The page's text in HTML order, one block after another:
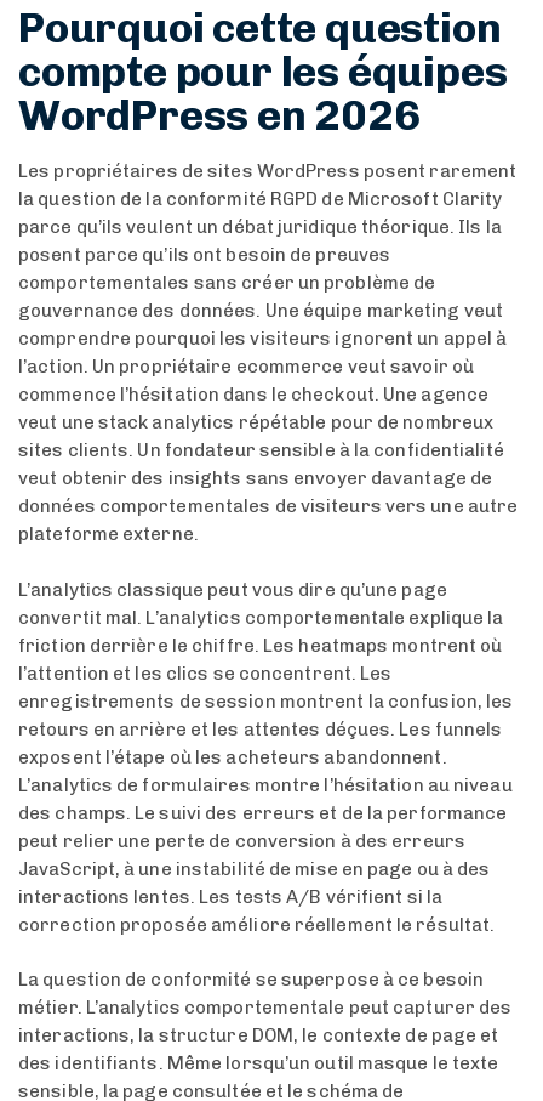
Pourquoi cette question
compte pour les équipes
WordPress en 2026
Les propriétaires de sites WordPress posent rarement
la question de la conformité RGPD de Microsoft Clarity
parce qu’ils veulent un débat juridique théorique. Ils la
posent parce qu’ils ont besoin de preuves
comportementales sans créer un problème de
gouvernance des données. Une équipe marketing veut
comprendre pourquoi les visiteurs ignorent un appel à
l’action. Un propriétaire ecommerce veut savoir où
commence l’hésitation dans le checkout. Une agence
veut une stack analytics répétable pour de nombreux
sites clients. Un fondateur sensible à la confidentialité
veut obtenir des insights sans envoyer davantage de
données comportementales de visiteurs vers une autre
plateforme externe.
L’analytics classique peut vous dire qu’une page
convertit mal. L’analytics comportementale explique la
friction derrière le chiffre. Les heatmaps montrent où
l’attention et les clics se concentrent. Les
enregistrements de session montrent la confusion, les
retours en arrière et les attentes déçues. Les funnels
exposent l’étape où les acheteurs abandonnent.
L’analytics de formulaires montre l’hésitation au niveau
des champs. Le suivi des erreurs et de la performance
peut relier une perte de conversion à des erreurs
JavaScript, à une instabilité de mise en page ou à des
interactions lentes. Les tests A/B vérifient si la
correction proposée améliore réellement le résultat.
La question de conformité se superpose à ce besoin
métier. L’analytics comportementale peut capturer des
interactions, la structure DOM, le contexte de page et
des identifiants. Même lorsqu’un outil masque le texte
sensible, la page consultée et le schéma de